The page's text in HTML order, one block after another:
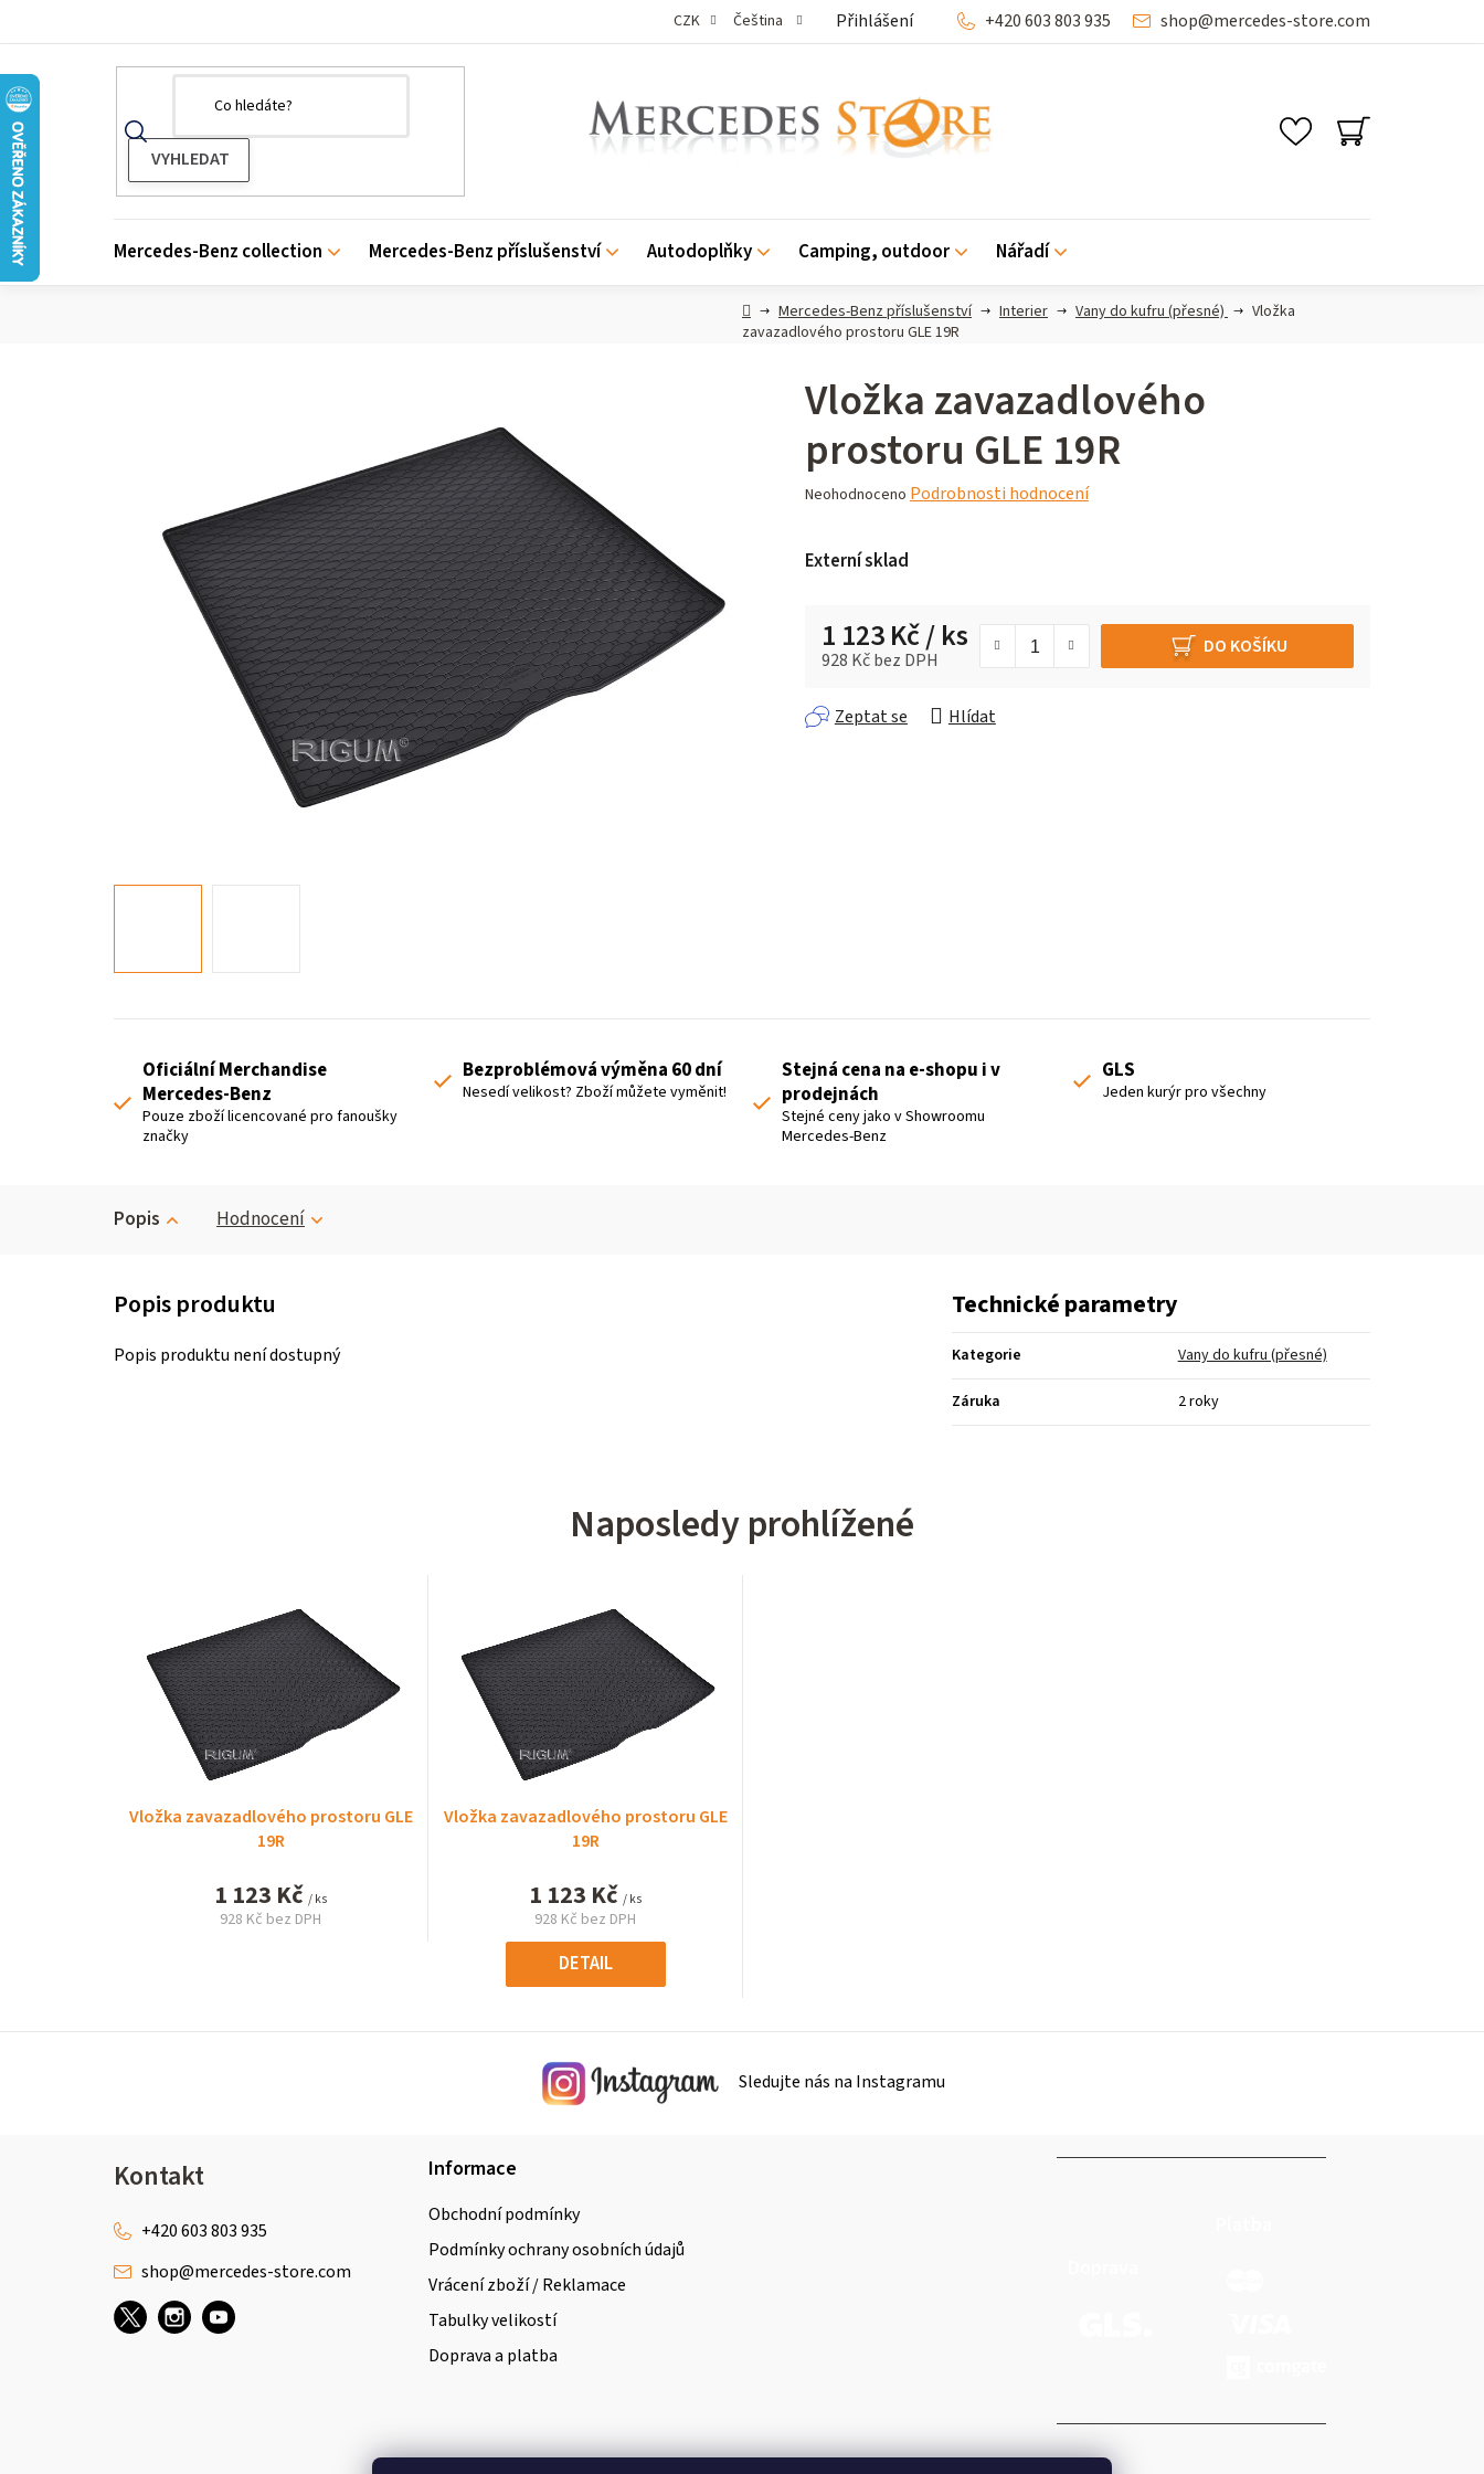
CZK Čeština Přihlášení shop@mercedes-store.com
+420 603 803 935
NÁKUPNÍ
KOŠÍK
Mercedes-Benz collection Mercedes-Benz příslušenství Autodoplňky Camping, outdoor Nářadí
DomůMercedes-Benz příslušenství Interier Vany do kufru (přesné)
Vložka
zavazadlového prostoru GLE 19R
Vložka zavazadlového
prostoru GLE 19R
Průměrné
je
hvězdiček.
Neohodnoceno Podrobnosti hodnocení
Externí sklad
1 123 Kč/ ks
928 Kč bez DPH
DO KOŠÍKU
Zeptat se Hlídat
Oficiální Merchandise
Mercedes-Benz
Pouze zboží licencované pro fanoušky
značky
Bezproblémová výměna 60 dní
Nesedí velikost? Zboží můžete vyměnit!
Stejná cena na e-shopu i v
prodejnách
Stejné ceny jako v Showroomu
Mercedes-Benz
GLS
Jeden kurýr pro všechny
Popis Hodnocení
Popis produktu není dostupný
Technické parametry
Kategorie Vany do kufru (přesné)
Záruka 2 roky
Naposledy prohlížené
Vložka zavazadlového prostoru GLE
19R
1 123 Kč / ks
928 Kč bez DPH
Vložka zavazadlového prostoru GLE
19R
1 123 Kč / ks
928 Kč bez DPH
Měrná
cena:
DETAIL
Sledujte nás na Instagramu
Kontakt
shop@mercedes-store.com
+420 603 803 935
Informace
Obchodní podmínky
Podmínky ochrany osobních údajů
Vrácení zboží / Reklamace
Tabulky velikostí
Doprava a platba